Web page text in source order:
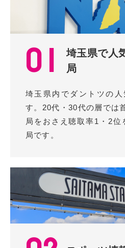
01
埼玉県で人
局
埼玉県内でダントツの
す。20代・30代の層では
局をおさえ聴取率1・2位
局です。